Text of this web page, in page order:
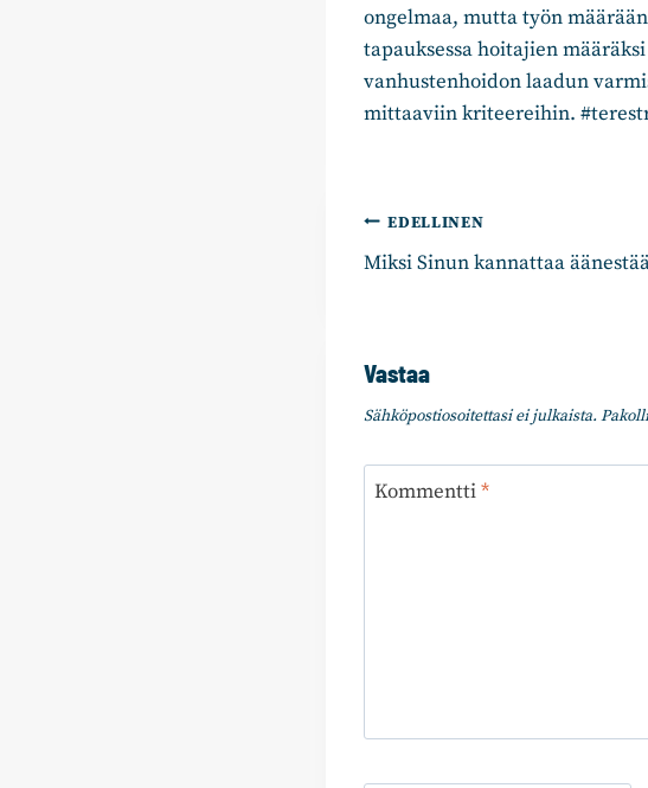
ongelmaa, mutta työn
tapauksessa hoitajien
vanhustenhoidon laadun
mittaaviin kriteereihin.
Artikkelien
selaus
EDELLINEN
Miksi Sinun kannattaa
Vastaa
Sähköpostiosoitettasi ei julkaista.
Kommentti*